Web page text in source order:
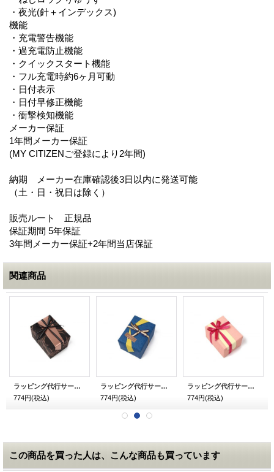
・夜光(針＋インデックス)
機能
・充電警告機能
・過充電防止機能
・クイックスタート機能
・フル充電時約6ヶ月可動
・日付表示
・日付早修正機能
・衝撃検知機能
メーカー保証
1年間メーカー保証
(MY CITIZENご登録により2年間)
納期 メーカー在庫確認後3日以内に発送可能
（土・日・祝日は除く）
販売ルート 正規品
保証期間 5年保証
3年間メーカー保証+2年間当店保証
関連商品
ラッピング代行サービス メンズ用 チョコ
774円(税込)
ラッピング代行サービス メンズ用 和柄 青
774円(税込)
ラッピング代行サービス レディース用 和柄 ピンク
774円(税込)
この商品を買った人は、こんな商品も買っています